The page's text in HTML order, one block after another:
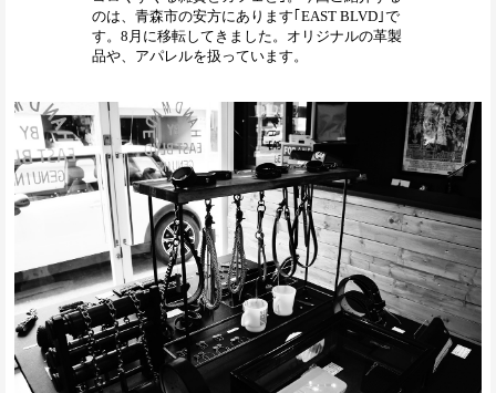
のは、青森市の安方にあります｢EAST BLVD｣で
す。8月に移転してきました。オリジナルの革製
品や、アパレルを扱っています。